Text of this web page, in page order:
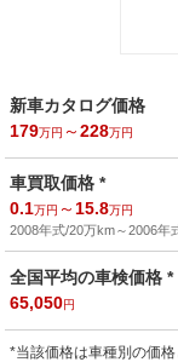
新車カタログ価格
179万円 ～228万円
車買取価格 *
0.1万円 ～ 15.8万円
2008年式/20万km～2006年
全国平均の車検価格 *
65,050円
*当該価格は車種別の価格